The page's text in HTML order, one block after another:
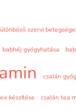
szervi
babhéj gyógyhatása
csalán
készítése
csalán tea